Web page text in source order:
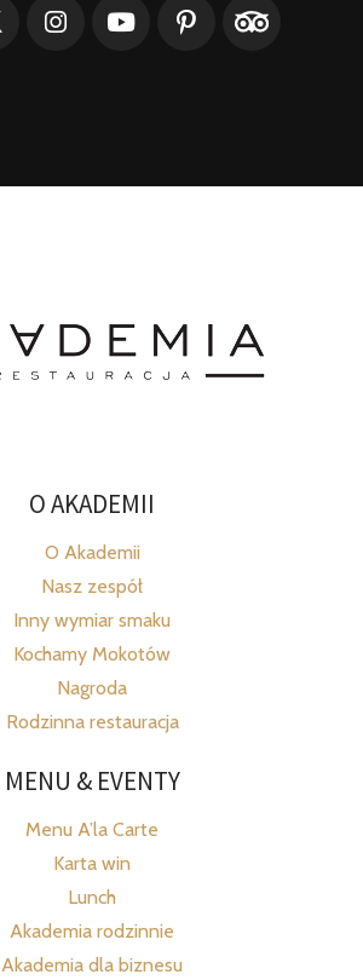
O AKADEMII
O Akademii
Nasz zespół
Inny wymiar smaku
Kochamy Mokotów
Nagroda
Rodzinna restauracja
MENU & EVENTY
Menu A’la Carte
Karta win
Lunch
Akademia rodzinnie
Akademia dla biznesu